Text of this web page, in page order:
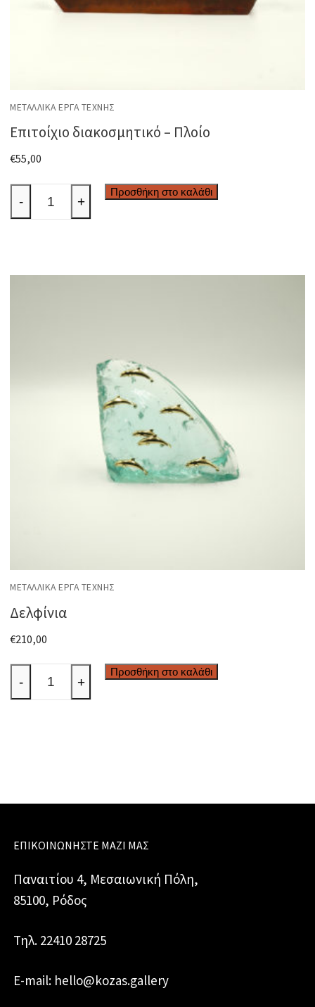
ΜΕΤΑΛΛΙΚΆ ΈΡΓΑ ΤΈΧΝΗΣ
Επιτοίχιο διακοσμητικό – Πλοίο
€55,00
Επιτοίχιο
διακοσμητικό
ποσότητα
- +
Προσθήκη στο καλάθι
ΜΕΤΑΛΛΙΚΆ ΈΡΓΑ ΤΈΧΝΗΣ
Δελφίνια
€210,00
Δελφίνια
ποσότητα
- +
Προσθήκη στο καλάθι
ΕΠΙΚΟΙΝΩΝΉΣΤΕ ΜΑΖΊ ΜΑΣ
Παναιτίου 4, Μεσαιωνική Πόλη,
85100, Ρόδος
Τηλ. 22410 28725
E-mail: hello@kozas.gallery